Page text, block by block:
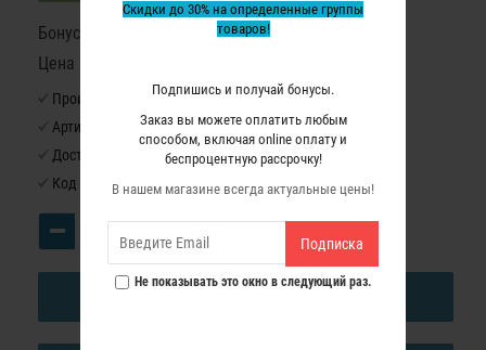
Скидки до 30% на определенные группы
товаров!
Подпишись и получай бонусы.
Заказ вы можете оплатить любым
способом, включая online оплату и
беспроцентную рассрочку!
В нашем магазине всегда актуальные цены!
Подписка
Не показывать это окно в следующий раз.
Бонусные баллы: 213
Цена в бонусных баллах: 14200
Производитель: Virutex
Артикул: 9841010
Доступность: Нет в наличии
Код товара: 9841010